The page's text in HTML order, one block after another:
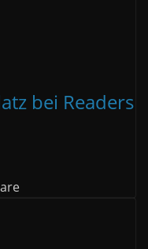
bei Readers